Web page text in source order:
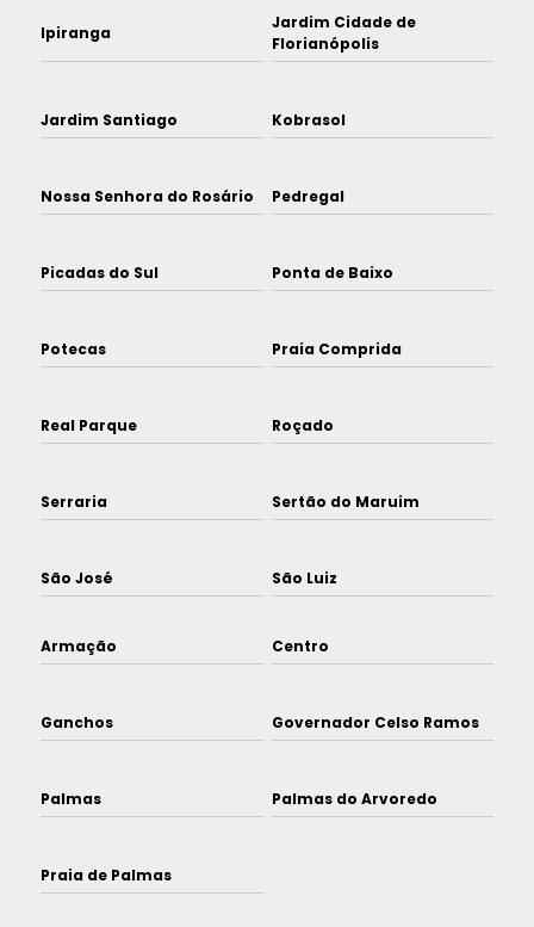
Ipiranga
Jardim Cidade de
Florianópolis
Jardim Santiago Kobrasol
Nossa Senhora do Rosário Pedregal
Picadas do Sul Ponta de Baixo
Potecas Praia Comprida
Real Parque Roçado
Serraria Sertão do Maruim
São José São Luiz
Armação Centro
Ganchos Governador Celso Ramos
Palmas Palmas do Arvoredo
Praia de Palmas